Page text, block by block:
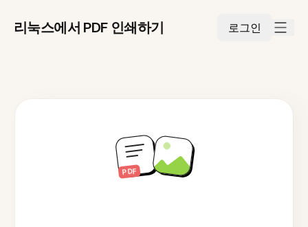
리눅스에서 PDF 인쇄하기 로그인